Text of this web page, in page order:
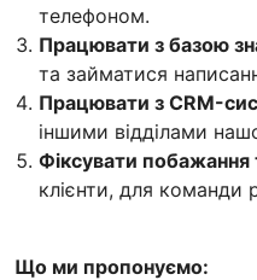
телефоном.
Працювати з базою
та займатися
Працювати з CRM-
іншими відділами
Фіксувати побажання
клієнти, для команди
Що ми пропонуємо: